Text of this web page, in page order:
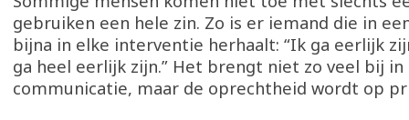
gebruiken een hele zin. Zo is er iemand die in
bijna in elke interventie herhaalt: “Ik ga eerlijk
ga heel eerlijk zijn.” Het brengt niet zo veel bij in
communicatie, maar de oprechtheid wordt op